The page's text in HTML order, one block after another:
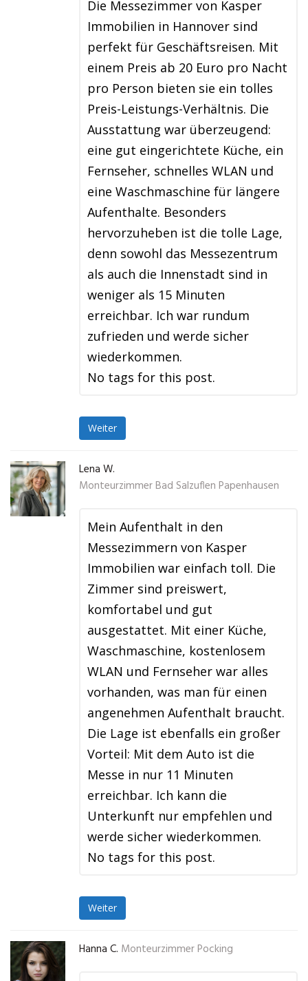
Die Messezimmer von Kasper
Immobilien in Hannover sind
perfekt für Geschäftsreisen. Mit
einem Preis ab 20 Euro pro Nacht
pro Person bieten sie ein tolles
Preis-Leistungs-Verhältnis. Die
Ausstattung war überzeugend:
eine gut eingerichtete Küche, ein
Fernseher, schnelles WLAN und
eine Waschmaschine für längere
Aufenthalte. Besonders
hervorzuheben ist die tolle Lage,
denn sowohl das Messezentrum
als auch die Innenstadt sind in
weniger als 15 Minuten
erreichbar. Ich war rundum
zufrieden und werde sicher
wiederkommen.
No tags for this post.
Weiter
Lena W.
Monteurzimmer Bad Salzuflen Papenhausen
Mein Aufenthalt in den
Messezimmern von Kasper
Immobilien war einfach toll. Die
Zimmer sind preiswert,
komfortabel und gut
ausgestattet. Mit einer Küche,
Waschmaschine, kostenlosem
WLAN und Fernseher war alles
vorhanden, was man für einen
angenehmen Aufenthalt braucht.
Die Lage ist ebenfalls ein großer
Vorteil: Mit dem Auto ist die
Messe in nur 11 Minuten
erreichbar. Ich kann die
Unterkunft nur empfehlen und
werde sicher wiederkommen.
No tags for this post.
Weiter
Hanna C. Monteurzimmer Pocking